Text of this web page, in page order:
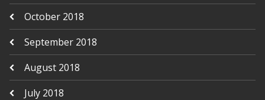
October 2018
September 2018
August 2018
July 2018